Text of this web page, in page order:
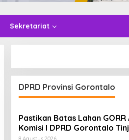
Sekretariat
DPRD Provinsi Gorontalo
Pastikan Batas Lahan GORR
Komisi I DPRD Gorontalo
PT Trans Continent.